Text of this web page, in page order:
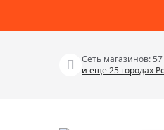
Сеть магазинов:
и еще 25 городах